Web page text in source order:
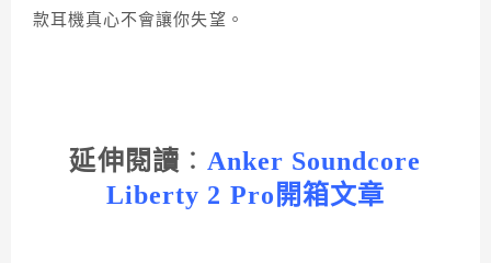
款耳機真心不會讓你失望。
延伸閱讀 ： Anker Soundcore
Liberty 2 Pro開箱文章